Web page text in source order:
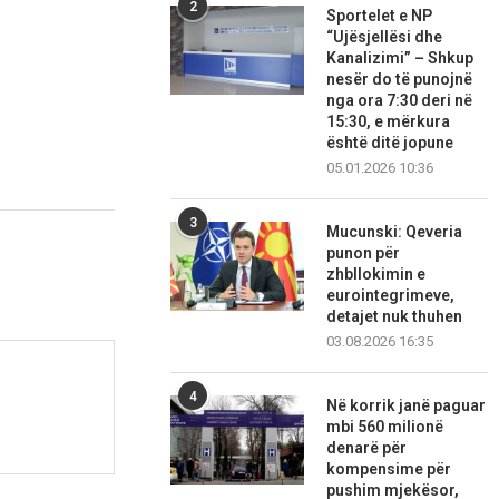
2
Sportelet e NP
“Ujësjellësi dhe
Kanalizimi” – Shkup
nesër do të punojnë
nga ora 7:30 deri në
15:30, e mërkura
është ditë jopune
05.01.2026 10:36
3
Mucunski: Qeveria
punon për
zhbllokimin e
eurointegrimeve,
detajet nuk thuhen
03.08.2026 16:35
4
Në korrik janë paguar
mbi 560 milionë
denarë për
kompensime për
pushim mjekësor,